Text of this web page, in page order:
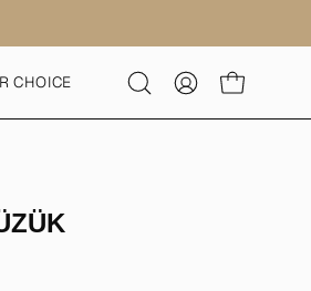
CHOICE
Open
search
MY
ACCOUNT
OPEN CART